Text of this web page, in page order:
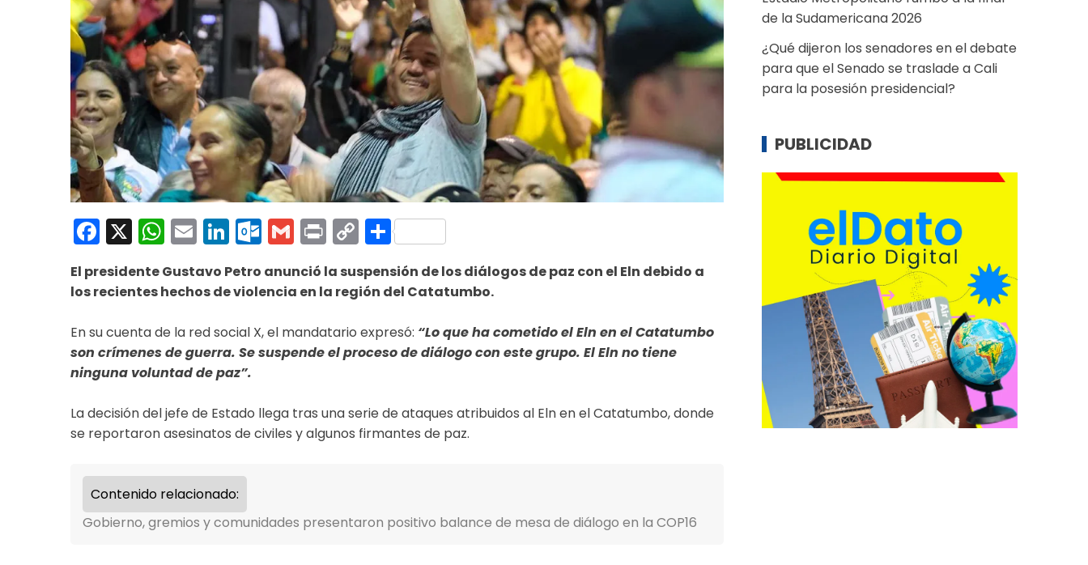
Facebook
X WhatsApp
EmailLinkedIn
Outlook.com
Gmail
PrintCopy
Link
Compartir
El presidente Gustavo Petro anunció la suspensión de los diálogos de paz con el Eln debido a
los recientes hechos de violencia en la región del Catatumbo.
En su cuenta de la red social X, el mandatario expresó: “Lo que ha cometido el Eln en el Catatumbo
son crímenes de guerra. Se suspende el proceso de diálogo con este grupo. El Eln no tiene
ninguna voluntad de paz”.
La decisión del jefe de Estado llega tras una serie de ataques atribuidos al Eln en el Catatumbo, donde
se reportaron asesinatos de civiles y algunos firmantes de paz.
Contenido relacionado:
Gobierno, gremios y comunidades presentaron positivo balance de mesa de diálogo en la COP16
de la Sudamericana 2026
¿Qué dijeron los senadores en el debate
para que el Senado se traslade a Cali
para la posesión presidencial?
PUBLICIDAD